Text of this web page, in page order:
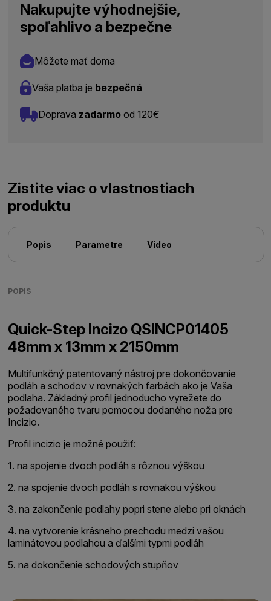
Nakupujte výhodnejšie,
spoľahlivo a bezpečne
Môžete mať doma
Vaša platba je bezpečná
Doprava zadarmo od 120€
Zistite viac o vlastnostiach
produktu
Popis Parametre Video
POPIS
Quick-Step Incizo QSINCP01405
48mm x 13mm x 2150mm
Multifunkčný patentovaný nástroj pre dokončovanie
podláh a schodov v rovnakých farbách ako je Vaša
podlaha. Základný profil jednoducho vyrežete do
požadovaného tvaru pomocou dodaného noža pre
Incizio.
Profil incizio je možné použiť:
1. na spojenie dvoch podláh s rôznou výškou
2. na spojenie dvoch podláh s rovnakou výškou
3. na zakončenie podlahy popri stene alebo pri oknách
4. na vytvorenie krásneho prechodu medzi vašou
laminátovou podlahou a ďalšími typmi podláh
5. na dokončenie schodových stupňov